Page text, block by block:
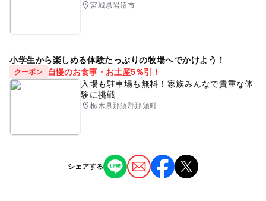
宮城県岩沼市
小学生から楽しめる体験たっぷりの牧場へでかけよう！
クーポン
自慢のお食事・お土産5％引！
入場も駐車場も無料！家族みんなで貴重な体
験に挑戦
栃木県那須郡那須町
シェアする